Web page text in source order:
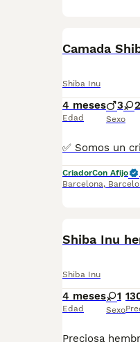
Camada
Shiba Inu
4 meses
Edad
3 2
Sexo
CriadorCon Afijo
Barcelona,
Shiba Inu
Shiba Inu
4 meses
Edad
1
Sexo